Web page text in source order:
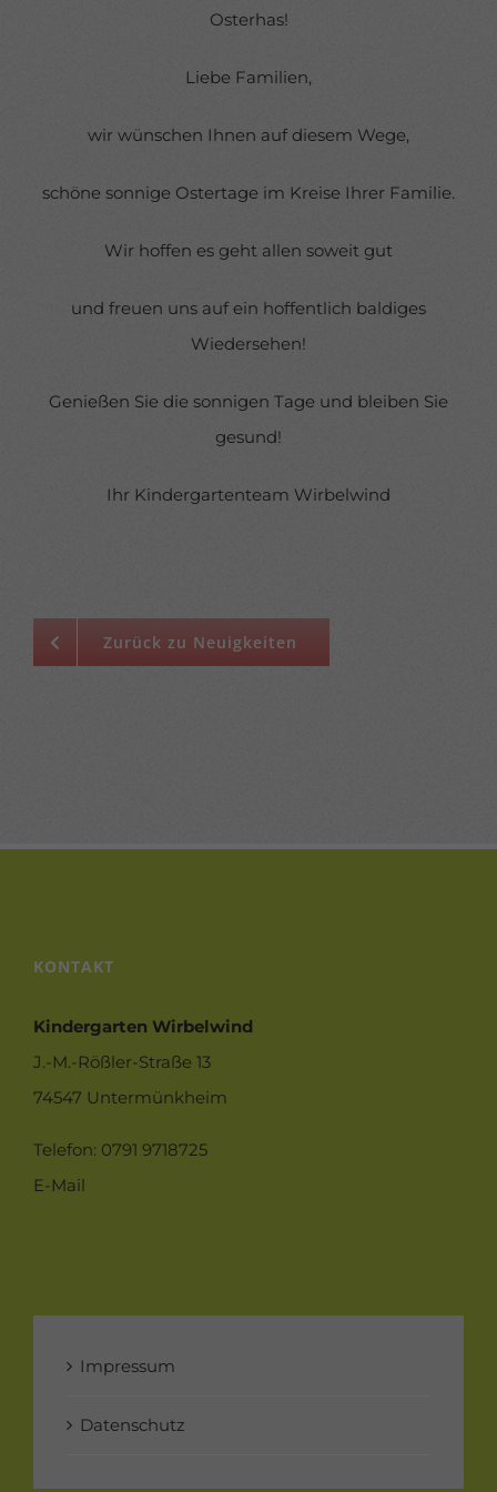
Osterhas!
Liebe Familien,
wir wünschen Ihnen auf diesem Wege,
schöne sonnige Ostertage im Kreise Ihrer Familie.
Wir hoffen es geht allen soweit gut
und freuen uns auf ein hoffentlich baldiges
Wiedersehen!
Genießen Sie die sonnigen Tage und bleiben Sie
gesund!
Ihr Kindergartenteam Wirbelwind
Zurück zu Neuigkeiten
KONTAKT
Kindergarten Wirbelwind
J.-M.-Rößler-Straße 13
74547 Untermünkheim
Telefon: 0791 9718725
E-Mail
Impressum
Datenschutz